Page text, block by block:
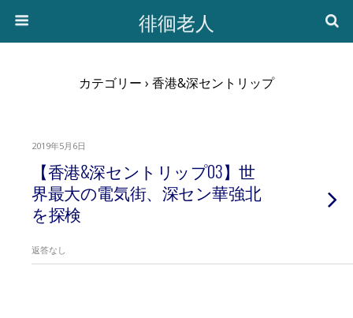
徘徊老人
カテゴリー › 香港&深セントリップ
2019年5月6日
【香港&深セントリップ03】世
界最大の電気街、深セン華強北
を探検
返答なし